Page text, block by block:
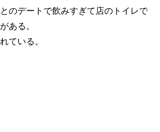
のデートで飲みすぎて店のトイレで
ある。
ている。